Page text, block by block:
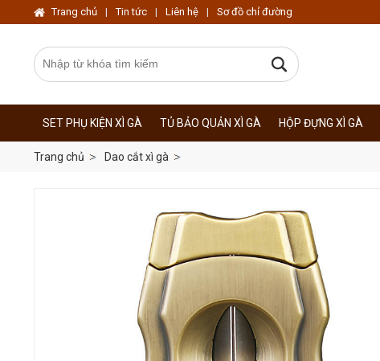
SET PHỤ KIỆN XÌ GÀ TỦ BẢO QUẢN XÌ GÀ HỘP ĐỰNG XÌ GÀ
Trang chủ Dao cắt xì gà
Trang chủ | Tin tức | Liên hệ | Sơ đồ chỉ đường